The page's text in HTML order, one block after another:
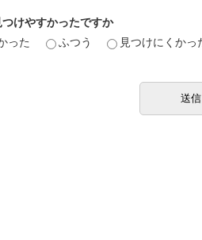
けやすかったですか
った
ふつう 見つけにくかっ